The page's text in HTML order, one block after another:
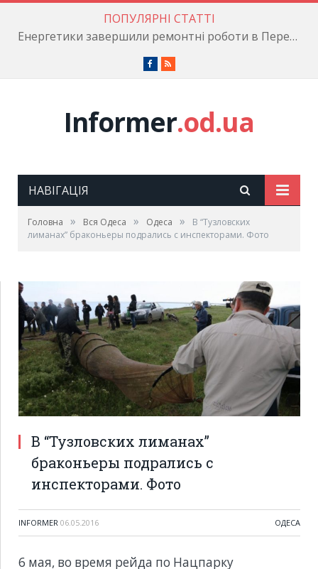
ПОПУЛЯРНІ СТАТТІ
Енергетики завершили ремонтні роботи в Пересипському районі
Facebook
RSS
Informer.od.ua
НАВІГАЦІЯ
Головна » Вся Одеса » Одеса »
В “Тузловских
лиманах” браконьеры подрались с инспекторами. Фото
В “Тузловских лиманах”
браконьеры подрались с
инспекторами. Фото
INFORMER 06.05.2016 ОДЕСА
6 мая, во время рейда по Нацпарку